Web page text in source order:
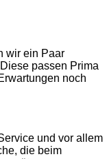
wir ein Paar
passen Prima
noch
und vor allem
die beim